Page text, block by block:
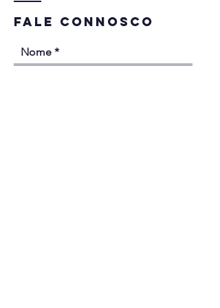
Fale connosco
Nome